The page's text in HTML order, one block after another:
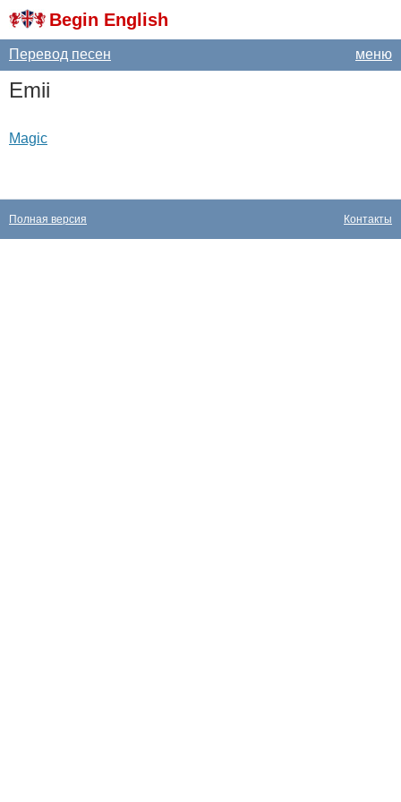
Begin English
меню
Перевод песен
Emii
Magic
Контакты
Полная версия